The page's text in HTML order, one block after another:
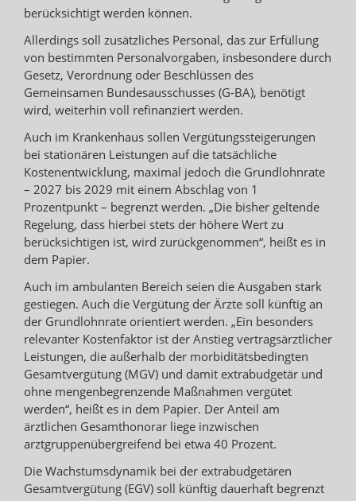
berücksichtigt werden können.
Allerdings soll zusätzliches Personal, das zur Erfüllung
von bestimmten Personalvorgaben, insbesondere durch
Gesetz, Verordnung oder Beschlüssen des
Gemeinsamen Bundesausschusses (G-BA), benötigt
wird, weiterhin voll refinanziert werden.
Auch im Krankenhaus sollen Vergütungssteigerungen
bei stationären Leistungen auf die tatsächliche
Kostenentwicklung, maximal jedoch die Grundlohnrate
– 2027 bis 2029 mit einem Abschlag von 1
Prozentpunkt – begrenzt werden. „Die bisher geltende
Regelung, dass hierbei stets der höhere Wert zu
berücksichtigen ist, wird zurückgenommen“, heißt es in
dem Papier.
Auch im ambulanten Bereich seien die Ausgaben stark
gestiegen. Auch die Vergütung der Ärzte soll künftig an
der Grundlohnrate orientiert werden. „Ein besonders
relevanter Kostenfaktor ist der Anstieg vertragsärztlicher
Leistungen, die außerhalb der morbiditätsbedingten
Gesamtvergütung (MGV) und damit extrabudgetär und
ohne mengenbegrenzende Maßnahmen vergütet
werden“, heißt es in dem Papier. Der Anteil am
ärztlichen Gesamthonorar liege inzwischen
arztgruppenübergreifend bei etwa 40 Prozent.
Die Wachstumsdynamik bei der extrabudgetären
Gesamtvergütung (EGV) soll künftig dauerhaft begrenzt